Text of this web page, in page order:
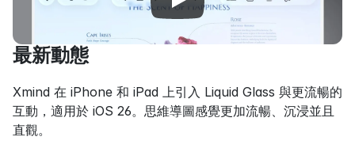
最新動態
Xmind 在 iPhone 和 iPad 上引入 Liquid Glass 與更流暢的
互動，適用於 iOS 26。思維導圖感覺更加流暢、沉浸並且
直觀。